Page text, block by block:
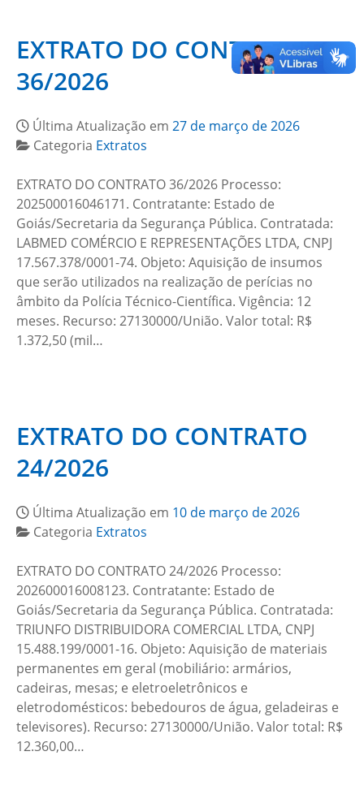
EXTRATO DO CONTRATO
36/2026
Última Atualização em 27 de março de 2026
Categoria Extratos
EXTRATO DO CONTRATO 36/2026 Processo:
202500016046171. Contratante: Estado de
Goiás/Secretaria da Segurança Pública. Contratada:
LABMED COMÉRCIO E REPRESENTAÇÕES LTDA, CNPJ
17.567.378/0001-74. Objeto: Aquisição de insumos
que serão utilizados na realização de perícias no
âmbito da Polícia Técnico-Científica. Vigência: 12
meses. Recurso: 27130000/União. Valor total: R$
1.372,50 (mil…
EXTRATO DO CONTRATO
24/2026
Última Atualização em 10 de março de 2026
Categoria Extratos
EXTRATO DO CONTRATO 24/2026 Processo:
202600016008123. Contratante: Estado de
Goiás/Secretaria da Segurança Pública. Contratada:
TRIUNFO DISTRIBUIDORA COMERCIAL LTDA, CNPJ
15.488.199/0001-16. Objeto: Aquisição de materiais
permanentes em geral (mobiliário: armários,
cadeiras, mesas; e eletroeletrônicos e
eletrodomésticos: bebedouros de água, geladeiras e
televisores). Recurso: 27130000/União. Valor total: R$
12.360,00…